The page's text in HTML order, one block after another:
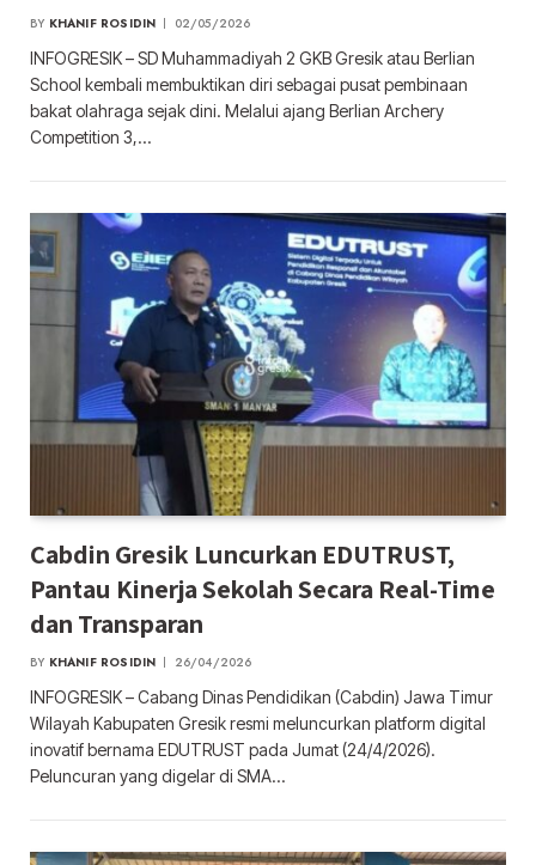
BY KHANIF ROSIDIN 02/05/2026
INFOGRESIK – SD Muhammadiyah 2 GKB Gresik atau Berlian
School kembali membuktikan diri sebagai pusat pembinaan
bakat olahraga sejak dini. Melalui ajang Berlian Archery
Competition 3,…
Cabdin Gresik Luncurkan EDUTRUST,
Pantau Kinerja Sekolah Secara Real-Time
dan Transparan
BY KHANIF ROSIDIN 26/04/2026
INFOGRESIK – Cabang Dinas Pendidikan (Cabdin) Jawa Timur
Wilayah Kabupaten Gresik resmi meluncurkan platform digital
inovatif bernama EDUTRUST pada Jumat (24/4/2026).
Peluncuran yang digelar di SMA…